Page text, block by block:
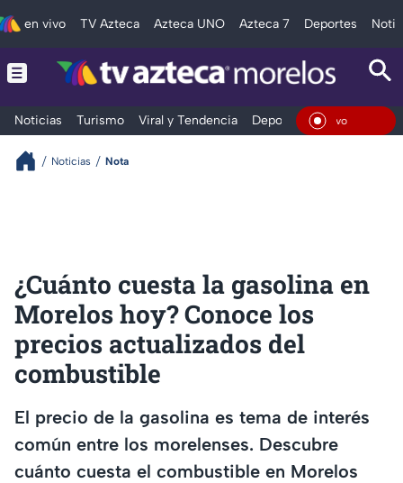
en vivo TV Azteca Azteca UNO Azteca 7 Deportes
Noticias Turismo Viral y Tendencia Deportes Espectáculos
En
Noticias Nota
¿Cuánto cuesta la gasolina en
Morelos hoy? Conoce los
precios actualizados del
combustible
El precio de la gasolina es tema de interés
común entre los morelenses. Descubre
cuánto cuesta el combustible en Morelos